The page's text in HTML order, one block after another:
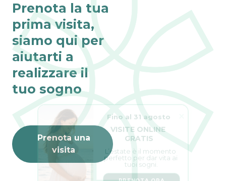
Prenota la tua
prima visita,
siamo qui per
aiutarti a
realizzare il
tuo sogno
Prenota una
visita
VISITE ONLINE
GRATIS
L’estate è il momento
perfetto per dar vita ai
tuoi sogni.
PRENOTA ORA